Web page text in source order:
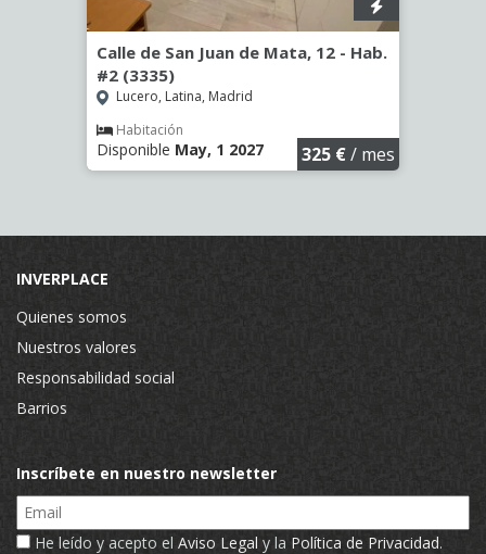
Calle de San Juan de Mata, 12 - Hab.
#2 (3335)
Lucero, Latina, Madrid
Habitación
Disponible May, 1 2027 325 €/ mes
INVERPLACE
Quienes somos
Nuestros valores
Responsabilidad social
Barrios
Inscríbete en nuestro newsletter
Email
He leído y acepto el Aviso Legal y la Política de Privacidad.